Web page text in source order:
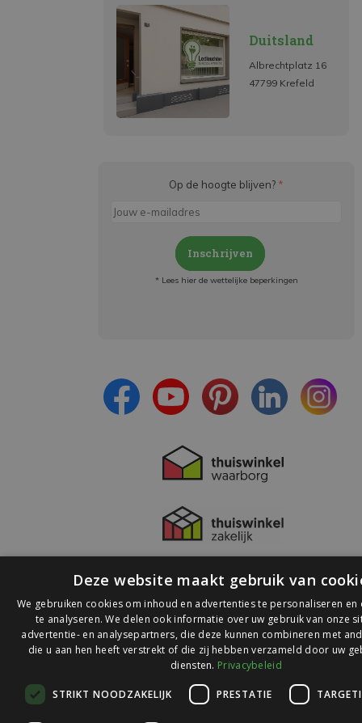
Duitsland
Albrechtplatz 16
47799 Krefeld
Op de hoogte blijven? *
Inschrijven
* Lees hier de wettelijke beperkingen
© 2026 Ledlichtdiscounter.nl
op
Deze website maakt gebruik van
We gebruiken cookies om inhoud en advertenties te personaliseren en
te analyseren. We delen ook informatie over uw gebruik van onze
advertentie- en analysepartners, die deze kunnen combineren met
die u aan hen heeft verstrekt of die zij hebben verzameld door uw
diensten. Privacybeleid
STRIKT NOODZAKELIJK PRESTATIE